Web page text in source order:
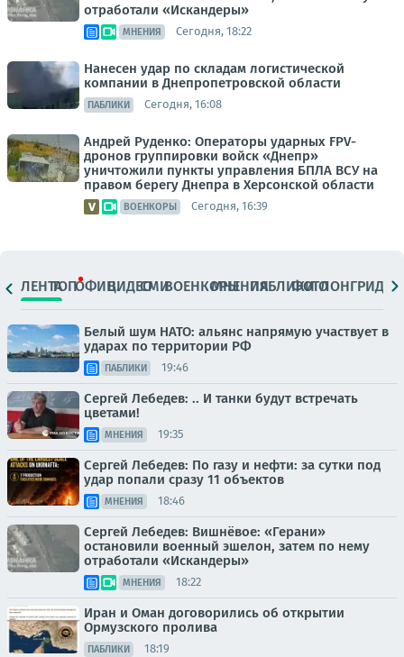
отработали «Искандеры»
МНЕНИЯ Сегодня, 18:22
Нанесен удар по складам логистической
компании в Днепропетровской области
ПАБЛИКИ Сегодня, 16:08
Андрей Руденко: Операторы ударных FPV-
дронов группировки войск «Днепр»
уничтожили пункты управления БПЛА ВСУ на
правом берегу Днепра в Херсонской области
ВОЕНКОРЫ Сегодня, 16:39
ЛЕНТАТОПОФИЦ.ВИДЕОСМИВОЕНКОРЫМНЕНИЯПАБЛИКИ
ФОТОЛОНГРИДЫ
Белый шум НАТО: альянс напрямую участвует в
ударах по территории РФ
ПАБЛИКИ 19:46
Сергей Лебедев: .. И танки будут встречать
цветами!
МНЕНИЯ 19:35
Сергей Лебедев: По газу и нефти: за сутки под
удар попали сразу 11 объектов
МНЕНИЯ 18:46
Сергей Лебедев: Вишнёвое: «Герани»
остановили военный эшелон, затем по нему
отработали «Искандеры»
МНЕНИЯ 18:22
Иран и Оман договорились об открытии
Ормузского пролива
ПАБЛИКИ 18:19